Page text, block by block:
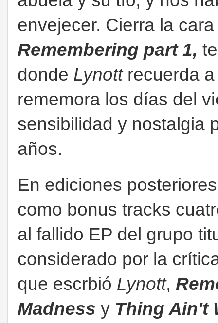
envejecer. Cierra la
Remembering part 1,
donde Lynott recuerda
rememora los días del
sensibilidad y nostalgia
años.
En ediciones
como bonus tracks
al fallido EP del grupo
considerado por la
que escrbió Lynott,
Madness y Thing Ain't